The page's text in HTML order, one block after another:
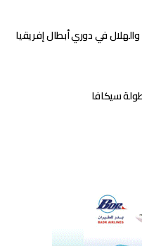
في دوري أبطال إفريقيا
سيكافا